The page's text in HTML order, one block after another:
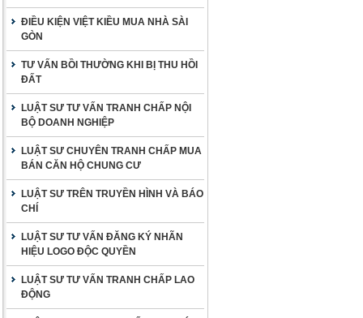
ĐIỀU KIỆN VIỆT KIỀU MUA NHÀ SÀI
GÒN
TƯ VẤN BỒI THƯỜNG KHI BỊ THU HỒI
ĐẤT
LUẬT SƯ TƯ VẤN TRANH CHẤP NỘI
BỘ DOANH NGHIỆP
LUẬT SƯ CHUYÊN TRANH CHẤP MUA
BÁN CĂN HỘ CHUNG CƯ
LUẬT SƯ TRÊN TRUYỀN HÌNH VÀ BÁO
CHÍ
LUẬT SƯ TƯ VẤN ĐĂNG KÝ NHÃN
HIỆU LOGO ĐỘC QUYỀN
LUẬT SƯ TƯ VẤN TRANH CHẤP LAO
ĐỘNG